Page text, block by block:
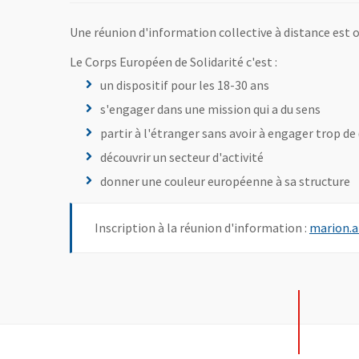
Une réunion d'information collective à distance est
Le Corps Européen de Solidarité c'est :
un dispositif pour les 18-30 ans
s'engager dans une mission qui a du sens
partir à l'étranger sans avoir à engager trop de
découvrir un secteur d'activité
donner une couleur européenne à sa structure
Inscription à la réunion d'information :